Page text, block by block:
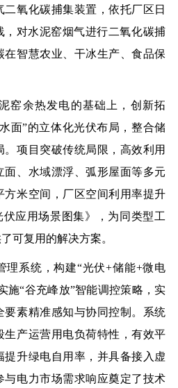
氧化碳捕集装置，依托厂区日
，对水泥窑烟气进行二氧化碳捕
智慧农业、干冰生产、食品保
余热发电的基础上，创新拓
面”的立体化光伏布局，整合储
项目突破传统局限，高效利用
面、水域漂浮、弧形屋面等多元
方米空间，厂区空间利用率提升
应用场景图集》，为同类型工
可复用的解决方案。
系统，构建“光伏+储能+微电
施“谷充峰放”智能调控策略，实
要素精准感知与协同控制。系统
生产运营用电负荷特性，有效平
升绿电自用率，并具备接入虚
与电力市场需求响应奠定了技术